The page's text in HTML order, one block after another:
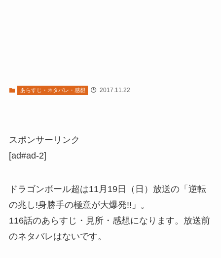
あらすじ・ネタバレ・感想 2017.11.22
スポンサーリンク
[ad#ad-2]
ドラゴンボール超は11月19日（日）放送の「逆転
の兆し!身勝手の極意が大爆発!!」。
116話のあらすじ・見所・感想になります。放送前
のネタバレはないです。